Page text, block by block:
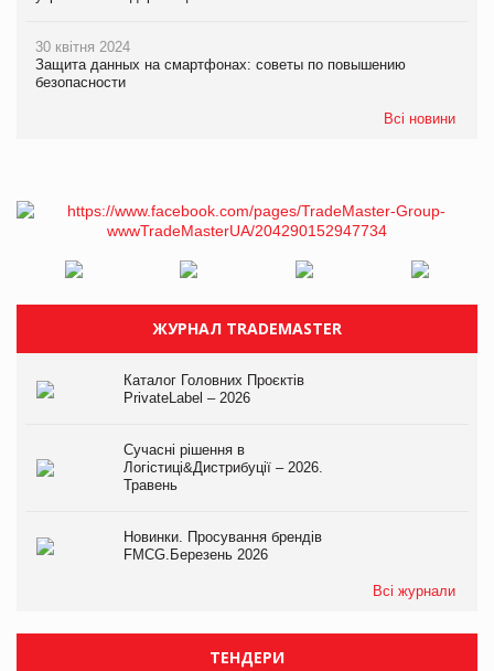
30 квітня 2024
Защита данных на смартфонах: советы по повышению
безопасности
Всі новини
ЖУРНАЛ TRADEMASTER
Каталог Головних Проєктів
PrivateLabel – 2026
Сучасні рішення в
Логістиці&Дистрибуції – 2026.
Травень
Новинки. Просування брендів
FMCG.Березень 2026
Всі журнали
ТЕНДЕРИ